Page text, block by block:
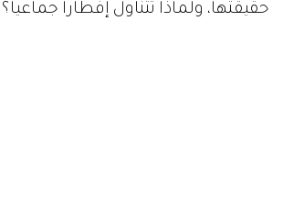
حقيقتها، ولماذا تتناول إفطاراً جماعياً؟